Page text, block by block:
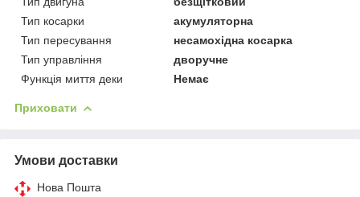
Тип косарки
акумуляторна
Тип пересування
несамохідна косарка
Тип управління
дворучне
Функція миття деки
Немає
Приховати
Умови доставки
Нова Пошта